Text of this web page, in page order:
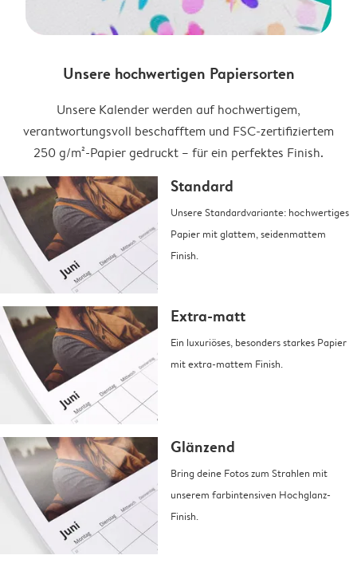
Unsere hochwertigen Papiersorten
Unsere Kalender werden auf hochwertigem,
verantwortungsvoll beschafftem und FSC-zertifiziertem
250 g/m²-Papier gedruckt – für ein perfektes Finish.
Standard
Unsere Standardvariante: hochwertiges
Papier mit glattem, seidenmattem
Finish.
Extra-matt
Ein luxuriöses, besonders starkes Papier
mit extra-mattem Finish.
Glänzend
Bring deine Fotos zum Strahlen mit
unserem farbintensiven Hochglanz-
Finish.